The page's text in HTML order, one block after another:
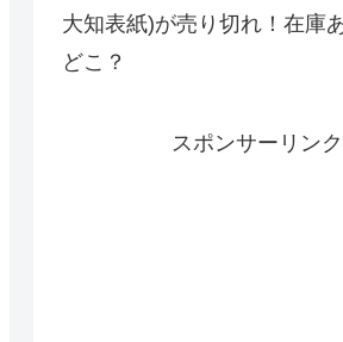
大知表紙)が売り切れ！在庫
どこ？
スポンサーリンク